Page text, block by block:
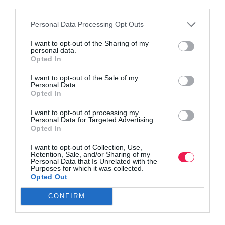
Personal Data Processing Opt Outs
I want to opt-out of the Sharing of my
personal data.
Opted In
I want to opt-out of the Sale of my
Personal Data.
Opted In
I want to opt-out of processing my
Personal Data for Targeted Advertising.
Opted In
I want to opt-out of Collection, Use,
Retention, Sale, and/or Sharing of my
Personal Data that Is Unrelated with the
Purposes for which it was collected.
Opted Out
CONFIRMΓίνε Συνδρομητής